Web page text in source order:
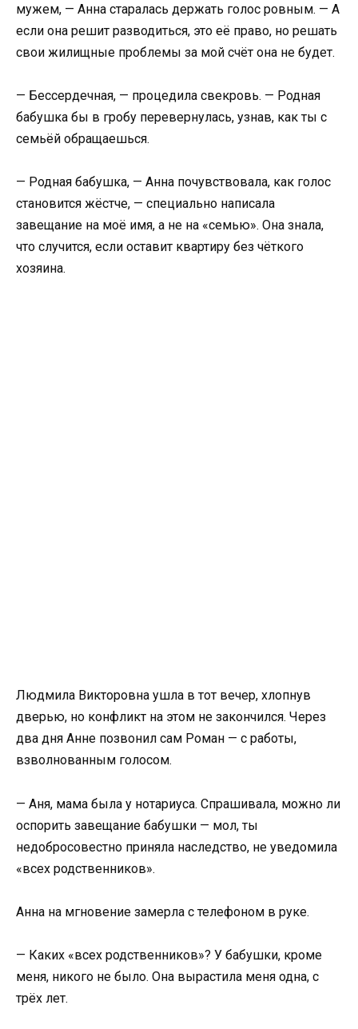
мужем, — Анна старалась держать голос ровным. — А
если она решит разводиться, это её право, но решать
свои жилищные проблемы за мой счёт она не будет.
— Бессердечная, — процедила свекровь. — Родная
бабушка бы в гробу перевернулась, узнав, как ты с
семьёй обращаешься.
— Родная бабушка, — Анна почувствовала, как голос
становится жёстче, — специально написала
завещание на моё имя, а не на «семью». Она знала,
что случится, если оставит квартиру без чёткого
хозяина.
Людмила Викторовна ушла в тот вечер, хлопнув
дверью, но конфликт на этом не закончился. Через
два дня Анне позвонил сам Роман — с работы,
взволнованным голосом.
— Аня, мама была у нотариуса. Спрашивала, можно ли
оспорить завещание бабушки — мол, ты
недобросовестно приняла наследство, не уведомила
«всех родственников».
Анна на мгновение замерла с телефоном в руке.
— Каких «всех родственников»? У бабушки, кроме
меня, никого не было. Она вырастила меня одна, с
трёх лет.